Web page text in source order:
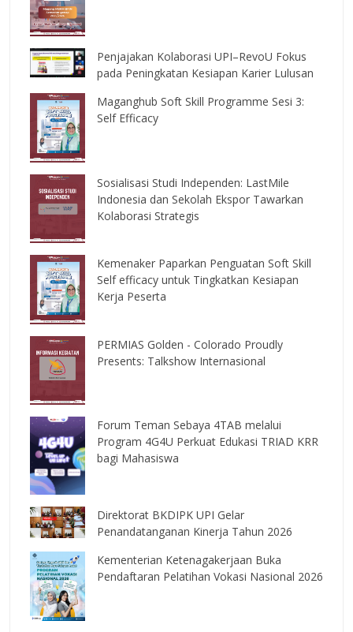
Penjajakan Kolaborasi UPI–RevoU Fokus
pada Peningkatan Kesiapan Karier Lulusan
Maganghub Soft Skill Programme Sesi 3:
Self Efficacy
Sosialisasi Studi Independen: LastMile
Indonesia dan Sekolah Ekspor Tawarkan
Kolaborasi Strategis
Kemenaker Paparkan Penguatan Soft Skill
Self efficacy untuk Tingkatkan Kesiapan
Kerja Peserta
PERMIAS Golden - Colorado Proudly
Presents: Talkshow Internasional
Forum Teman Sebaya 4TAB melalui
Program 4G4U Perkuat Edukasi TRIAD KRR
bagi Mahasiswa
Direktorat BKDIPK UPI Gelar
Penandatanganan Kinerja Tahun 2026
Kementerian Ketenagakerjaan Buka
Pendaftaran Pelatihan Vokasi Nasional 2026